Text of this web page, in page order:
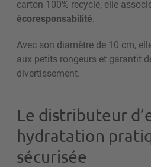
carton 100% recyclé, elle
écoresponsabilité.
Avec son diamètre de 10 cm,
aux petits rongeurs et garantit
divertissement.
Le distributeur
hydratation
sécurisée